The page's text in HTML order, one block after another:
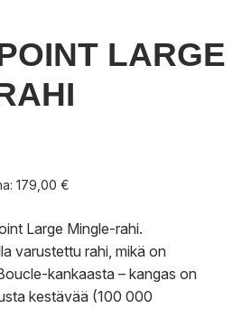
LARGE
179,00 €
Large Mingle-rahi.
varustettu rahi, mikä on
kankaasta – kangas on
kestävää (100 000